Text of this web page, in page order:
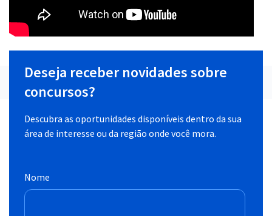
Deseja receber novidades sobre
concursos?
Descubra as oportunidades disponíveis dentro da sua
área de interesse ou da região onde você mora.
Nome